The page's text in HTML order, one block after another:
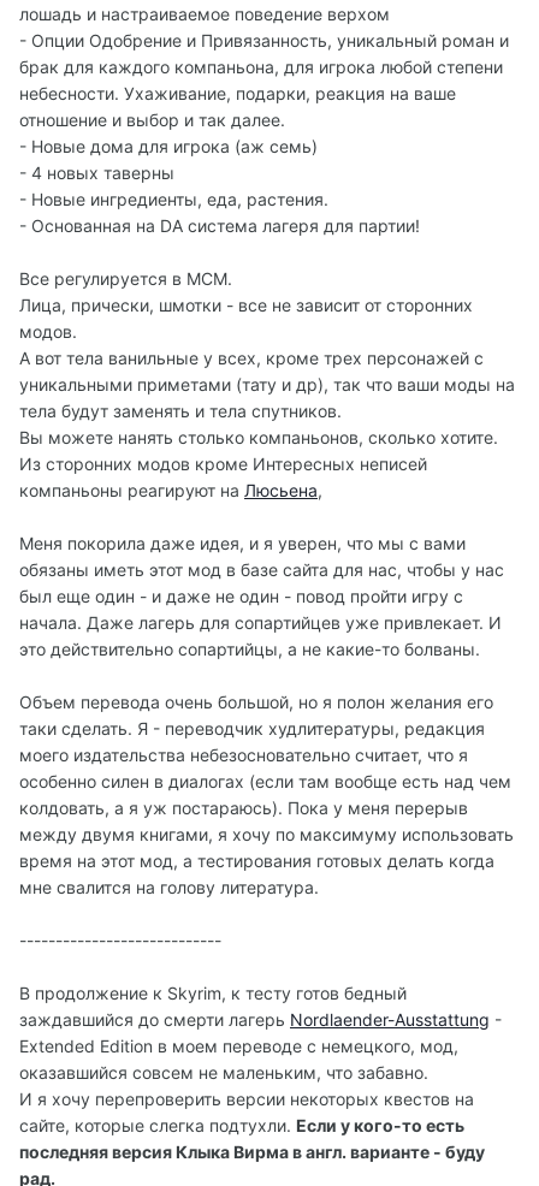
лошадь и настраиваемое поведение верхом
- Опции Одобрение и Привязанность, уникальный роман и
брак для каждого компаньона, для игрока любой степени
небесности. Ухаживание, подарки, реакция на ваше
отношение и выбор и так далее.
- Новые дома для игрока (аж семь)
- 4 новых таверны
- Новые ингредиенты, еда, растения.
- Основанная на DA система лагеря для партии!
Все регулируется в МСМ.
Лица, прически, шмотки - все не зависит от сторонних
модов.
А вот тела ванильные у всех, кроме трех персонажей с
уникальными приметами (тату и др), так что ваши моды на
тела будут заменять и тела спутников.
Вы можете нанять столько компаньонов, сколько хотите.
Из сторонних модов кроме Интересных неписей
компаньоны реагируют на Люсьена,
Меня покорила даже идея, и я уверен, что мы с вами
обязаны иметь этот мод в базе сайта для нас, чтобы у нас
был еще один - и даже не один - повод пройти игру с
начала. Даже лагерь для сопартийцев уже привлекает. И
это действительно сопартийцы, а не какие-то болваны.
Объем перевода очень большой, но я полон желания его
таки сделать. Я - переводчик худлитературы, редакция
моего издательства небезосновательно считает, что я
особенно силен в диалогах (если там вообще есть над чем
колдовать, а я уж постараюсь). Пока у меня перерыв
между двумя книгами, я хочу по максимуму использовать
время на этот мод, а тестирования готовых делать когда
мне свалится на голову литература.
----------------------------
В продолжение к Skyrim, к тесту готов бедный
заждавшийся до смерти лагерь Nordlaender-Ausstattung -
Extended Edition в моем переводе с немецкого, мод,
оказавшийся совсем не маленьким, что забавно.
И я хочу перепроверить версии некоторых квестов на
сайте, которые слегка подтухли. Если у кого-то есть
последняя версия Клыка Вирма в англ. варианте - буду
рад.